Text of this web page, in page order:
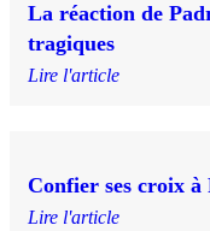
La réaction de
tragiques
Lire l'article
Confier ses croix à
Lire l'article